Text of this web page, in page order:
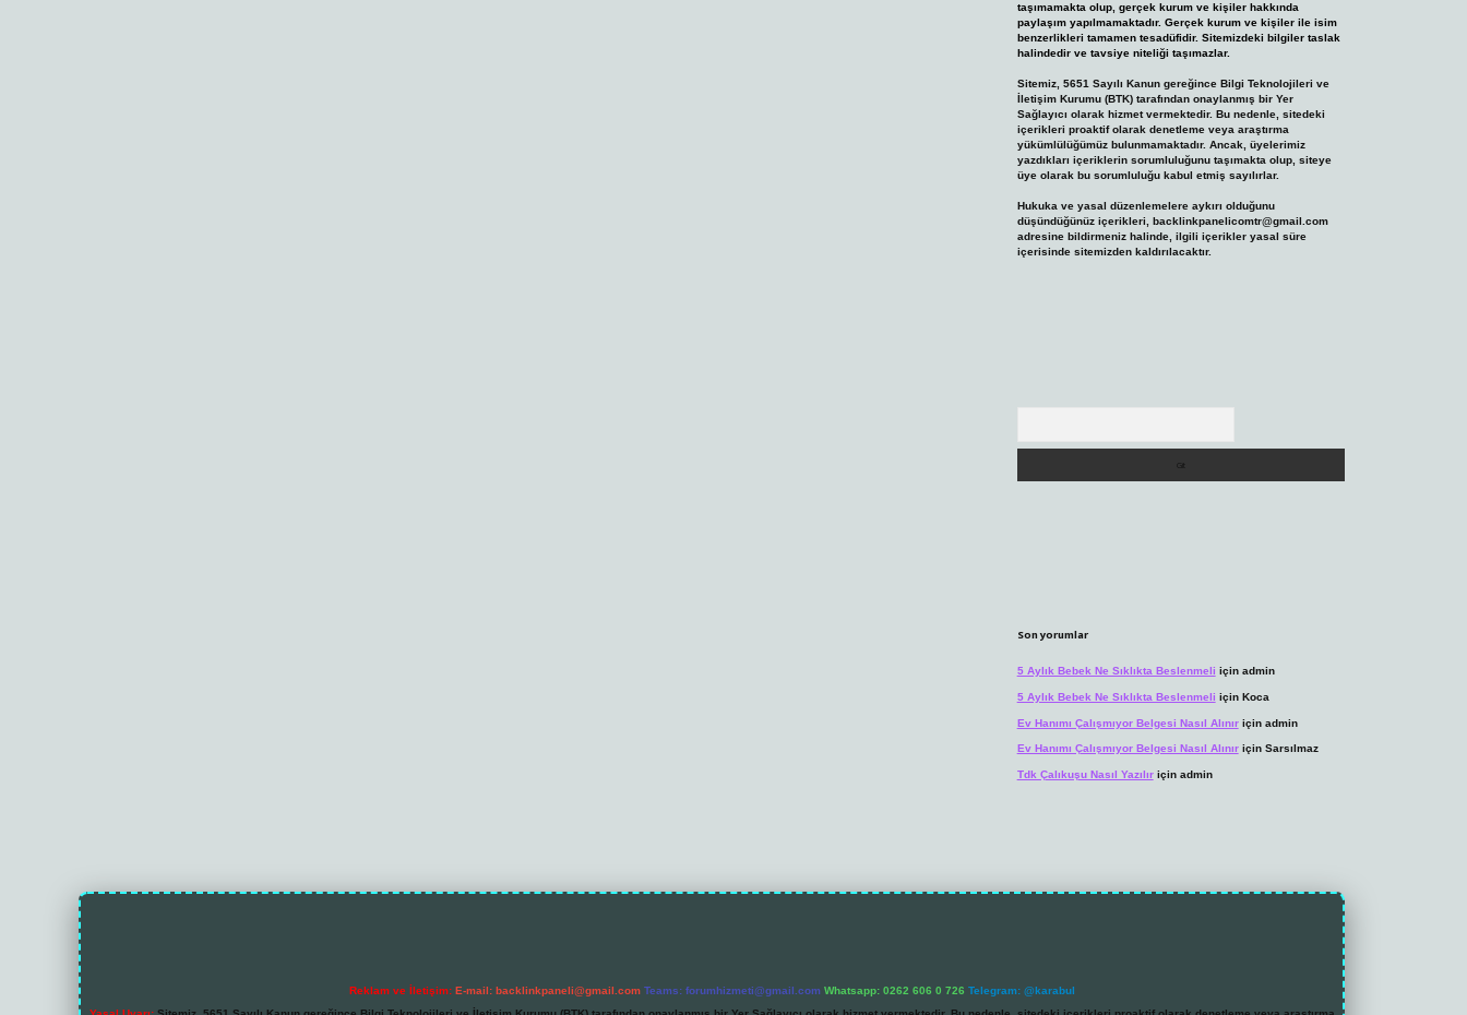
taşımamakta olup, gerçek kurum ve kişiler hakkında
paylaşım yapılmamaktadır. Gerçek kurum ve kişiler ile isim
benzerlikleri tamamen tesadüfidir. Sitemizdeki bilgiler taslak
halindedir ve tavsiye niteliği taşımazlar.
Sitemiz, 5651 Sayılı Kanun gereğince Bilgi Teknolojileri ve
İletişim Kurumu (BTK) tarafından onaylanmış bir Yer
Sağlayıcı olarak hizmet vermektedir. Bu nedenle, sitedeki
içerikleri proaktif olarak denetleme veya araştırma
yükümlülüğümüz bulunmamaktadır. Ancak, üyelerimiz
yazdıkları içeriklerin sorumluluğunu taşımakta olup, siteye
üye olarak bu sorumluluğu kabul etmiş sayılırlar.
Hukuka ve yasal düzenlemelere aykırı olduğunu
düşündüğünüz içerikleri, backlinkpanelicomtr@gmail.com
adresine bildirmeniz halinde, ilgili içerikler yasal süre
içerisinde sitemizden kaldırılacaktır.
Son yorumlar
5 Aylık Bebek Ne Sıklıkta Beslenmeli için admin
5 Aylık Bebek Ne Sıklıkta Beslenmeli için Koca
Ev Hanımı Çalışmıyor Belgesi Nasıl Alınıriçin admin
Ev Hanımı Çalışmıyor Belgesi Nasıl Alınıriçin Sarsılmaz
Tdk Çalıkuşu Nasıl Yazılıriçin admin
Reklam ve İletişim: E-mail: backlinkpaneli@gmail.com Teams: forumhizmeti@gmail.com Whatsapp: 0262 606 0 726 Telegram: @karabul